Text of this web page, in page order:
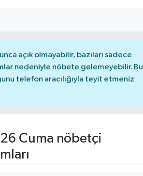
açık olmayabilir, bazıları sadece
nedeniyle nöbete gelemeyebilir. Bu
telefon aracılığıyla teyit etmeniz
Cuma nöbetçi